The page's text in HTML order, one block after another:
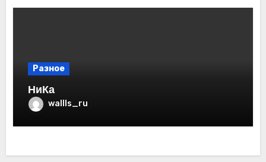
Разное
НиКа
wallls_ru